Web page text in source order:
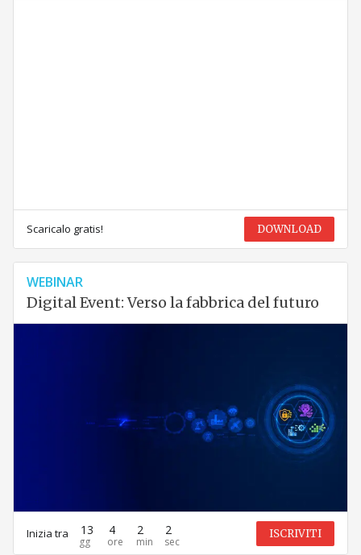
Scaricalo gratis! DOWNLOAD
WEBINAR
Digital Event: Verso la fabbrica del futuro
Inizia tra 13 4 2 2 ISCRIVITI